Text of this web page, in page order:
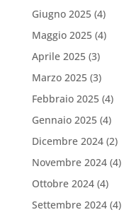
Giugno 2025(4)
Maggio 2025(4)
Aprile 2025(3)
Marzo 2025(3)
Febbraio 2025(4)
Gennaio 2025(4)
Dicembre 2024(2)
Novembre 2024(4)
Ottobre 2024(4)
Settembre 2024(4)